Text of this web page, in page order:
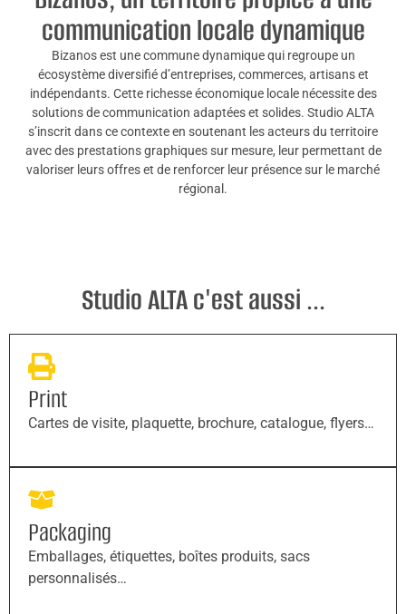
communication locale dynamique
Bizanos est une commune dynamique qui regroupe un
écosystème diversifié d’entreprises, commerces, artisans et
indépendants. Cette richesse économique locale nécessite des
solutions de communication adaptées et solides. Studio ALTA
s’inscrit dans ce contexte en soutenant les acteurs du territoire
avec des prestations graphiques sur mesure, leur permettant de
valoriser leurs offres et de renforcer leur présence sur le marché
régional.
Studio ALTA c'est aussi ...
Print
Cartes de visite, plaquette, brochure, catalogue, flyers…
Packaging
Emballages, étiquettes, boîtes produits, sacs
personnalisés…